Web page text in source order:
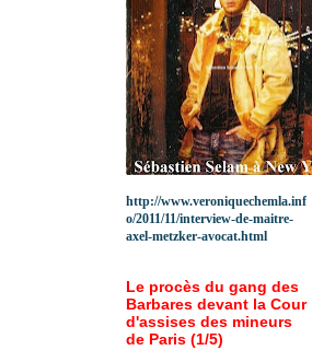
http://www.veroniquechemla.inf
o/2011/11/interview-de-maitre-
axel-metzker-avocat.html
Le procès du gang des
Barbares devant la Cour
d'assises des mineurs
de Paris (1/5)